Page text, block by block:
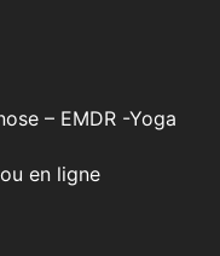
confiance
soi
– EMDR -Yoga
en ligne